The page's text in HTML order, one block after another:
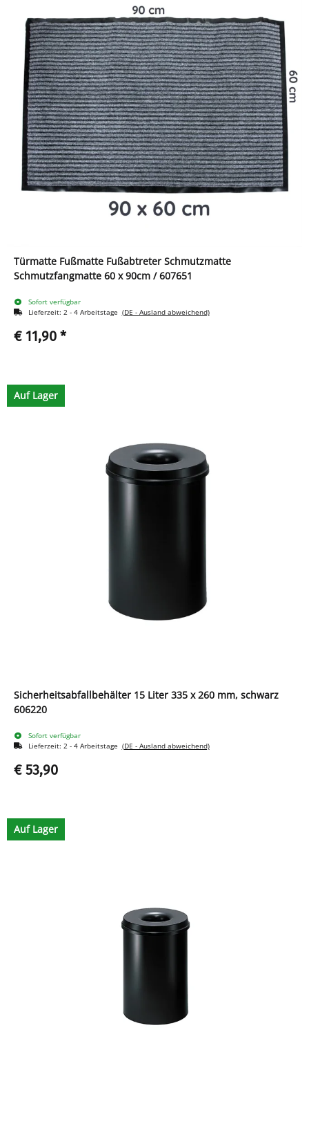
Türmatte Fußmatte Fußabtreter Schmutzmatte
Schmutzfangmatte 60 x 90cm / 607651
Sofort verfügbar
Lieferzeit: 2 - 4 Arbeitstage (DE - Ausland abweichend)
€ 11,90 *
Auf Lager
Sicherheitsabfallbehälter 15 Liter 335 x 260 mm, schwarz
606220
Sofort verfügbar
Lieferzeit: 2 - 4 Arbeitstage (DE - Ausland abweichend)
€ 53,90
Auf Lager